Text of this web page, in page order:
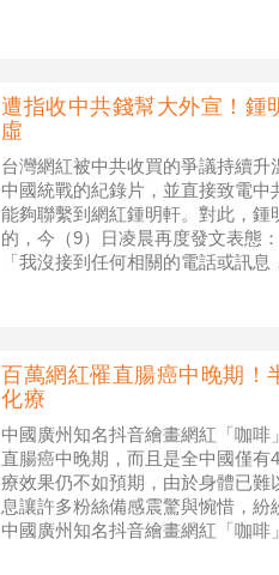
遭指收中共錢幫大外宣！
虛
台灣網紅被中共收買的爭議持續升
中國統戰的紀錄片，並直接致電
能夠聯繫到網紅鍾明軒。對此，
的，今（9）日凌晨再度發文表態
「我沒接到任何相關的電話或訊
百萬網紅罹直腸癌中晚期
化療
中國廣州知名抖音繪畫網紅「咖啡
直腸癌中晚期，而且是全中國僅
療效果仍不如預期，由於身體已
息讓許多粉絲備感震驚與惋惜，
中國廣州知名抖音繪畫網紅「咖